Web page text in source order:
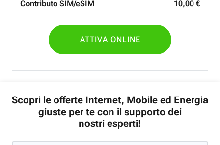
Contributo SIM/eSIM 10,00 €
ATTIVA ONLINE
Scopri le offerte Internet, Mobile ed Energia
giuste per te con il supporto dei
nostri esperti!